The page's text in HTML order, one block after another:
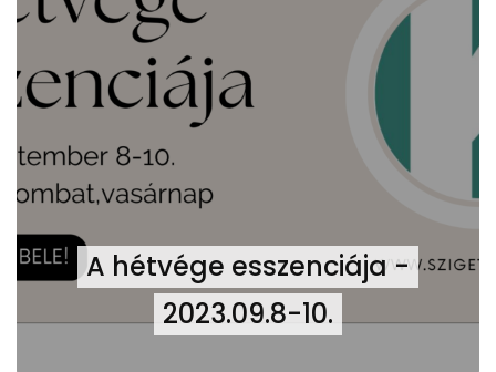
A hétvége esszenciája -
2023.09.8-10.